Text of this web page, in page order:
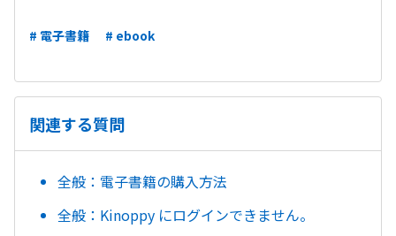
# 電子書籍 # ebook
関連する質問
全般：電子書籍の購入方法
全般：Kinoppy にログインできません。